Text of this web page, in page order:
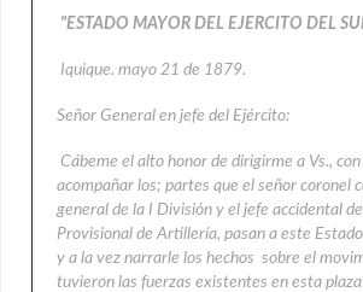
"ESTADO MAYOR DEL EJERCITO DEL
Iquique. mayo 21 de 1879.
Señor General en jefe del Ejército:
Cábeme el alto honor de dirigirme a Vs.,
acompañar los; partes que el señor coronel
general de la I División y el jefe accidental
Provisional de Artillería, pasan a este
y a la vez narrarle los hechos sobre el
tuvieron las fuerzas existentes en esta